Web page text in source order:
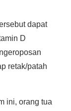
dapat
D
retak/patah
ini, orang tua